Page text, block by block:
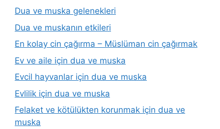
Dua ve muska gelenekleri
Dua ve muskanın etkileri
En kolay cin çağırma – Müslüman cin çağırmak
Ev ve aile için dua ve muska
Evcil hayvanlar için dua ve muska
Evlilik için dua ve muska
Felaket ve kötülükten korunmak için dua ve
muska